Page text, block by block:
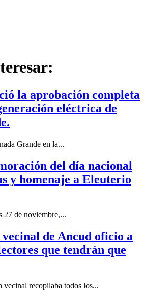
la aprobación completa
eléctrica de
Grande en la...
del día nacional
y homenaje a Eleuterio
27 de noviembre,...
de Ancud oficio a
que tendrán que
vecinal recopilaba todos los...